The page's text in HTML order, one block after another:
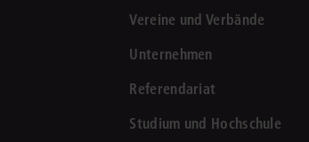
Vereine und Verbände
Unternehmen
Referendariat
Studium und Hochschule